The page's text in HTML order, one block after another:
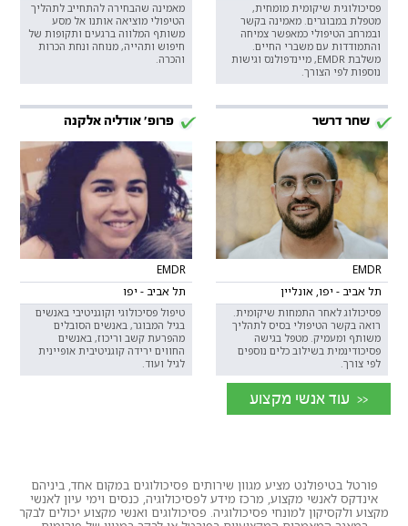
פסיכולוגית שיקומית מומחית,
מטפלת במבוגרים. מאמינה בקשר
ובמרחב הטיפולי כמאפשר צמיחה
והתמודדות עם משברי החיים.
משלבת EMDR, מיינדפולנס וגישות
נוספות לפי הצורך.
מאמינה שהבחירה להתחייב לתהליך
הטיפולי מוציאה אותנו אל מסע
משותף המלווה ברגעים ותקופות של
חיפוש ותהייה, מנוחה ונחת הכרות
והכרה.
שחר דרשר
EMDR
תל אביב - יפו, אונליין
פסיכולוג לאחר התמחות שיקומית.
רואה בקשר הטיפולי בסיס לתהליך
משותף ומעמיק. מטפל בגישה
פסיכודינמית בשילוב כלים נוספים
לפי צורך.
פרופ' אודליה אלקנה
EMDR
תל אביב - יפו
טיפול פסיכולוגי וקוגניטיבי באנשים
בגיל המבוגר, באנשים הסובלים
מהפרעת קשב וריכוז, באנשים
החווים ירידה קוגניטיבית אופיינית
לגיל ועוד.
<< עוד אנשי מקצוע
פורטל בטיפולנט מציע מגוון שירותים פסיכולוגים במקום אחד, ביניהם
אינדקס לאנשי מקצוע, מרכז מידע לפסיכולוגיה, כנסים וימי עיון לאנשי
מקצוע ולקסיקון למונחי פסיכולוגיה. פסיכולוגים ואנשי מקצוע יכולים לבקר